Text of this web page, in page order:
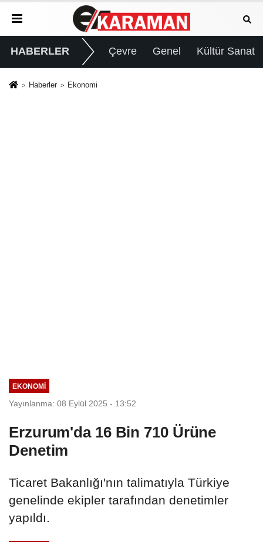
HABERLER Çevre Genel Kültür Sanat
Haberler Ekonomi
EKONOMI
Yayınlanma: 08 Eylül 2025 - 13:52
Erzurum'da 16 Bin 710 Ürüne
Denetim
Ticaret Bakanlığı'nın talimatıyla Türkiye
genelinde ekipler tarafından denetimler
yapıldı.